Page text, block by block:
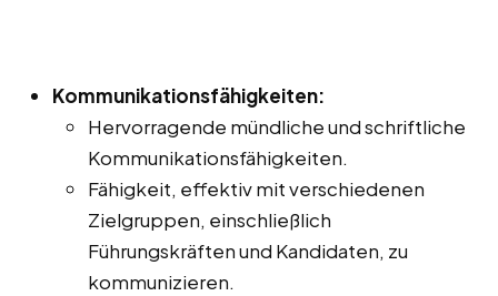
Kommunikationsfähigkeiten:
Hervorragende mündliche und schriftliche
Kommunikationsfähigkeiten.
Fähigkeit, effektiv mit verschiedenen
Zielgruppen, einschließlich
Führungskräften und Kandidaten, zu
kommunizieren.